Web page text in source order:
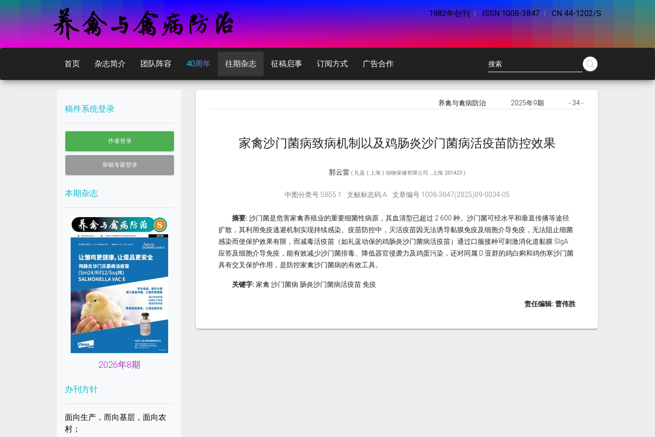
1982年创刊 | ISSN 1008-3847 | CN 44-1202/S
首页 杂志简介 团队阵容 40周年 往期杂志 征稿启事 订阅方式 广告合作
稿件系统登录
作者登录
审稿专家登录
本期杂志
2026年8期
办刊方针
面向生产，而向基层，面向农
村；
养禽与禽病防治 2025年9期 - 34 -
家禽沙门菌病致病机制以及鸡肠炎沙门菌病活疫苗防控效果
郭云雷 ( 礼蓝 ( 上海 ) 动物保健有限公司 , 上海 201423 )
中图分类号:S855.1 文献标志码:A 文章编号:1008-3847(2025)09-0034-05
摘要: 沙门菌是危害家禽养殖业的重要细菌性病原，其血清型已超过 2 600 种。沙门菌可经水平和垂直传播等途径
扩散，其利用免疫逃避机制实现持续感染。疫苗防控中，灭活疫苗因无法诱导黏膜免疫及细胞介导免疫，无法阻止细菌
感染而使保护效果有限，而减毒活疫苗（如礼蓝动保的鸡肠炎沙门菌病活疫苗）通过口服接种可刺激消化道黏膜 SIgA
应答及细胞介导免疫，能有效减少沙门菌排毒、降低器官侵袭力及鸡蛋污染，还对同属 D 亚群的鸡白痢和鸡伤寒沙门菌
具有交叉保护作用，是防控家禽沙门菌病的有效工具。
关键字: 家禽 沙门菌病 肠炎沙门菌病活疫苗 免疫
责任编辑: 曹伟胜